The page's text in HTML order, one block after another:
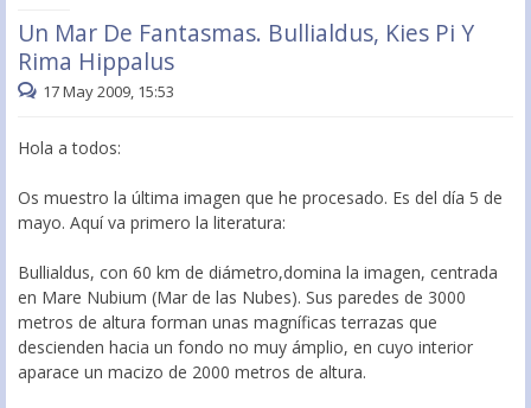
Un Mar De Fantasmas. Bullialdus, Kies Pi Y
Rima Hippalus
17 May 2009, 15:53
Hola a todos:
Os muestro la última imagen que he procesado. Es del día 5 de
mayo. Aquí va primero la literatura:
Bullialdus, con 60 km de diámetro,domina la imagen, centrada
en Mare Nubium (Mar de las Nubes). Sus paredes de 3000
metros de altura forman unas magníficas terrazas que
descienden hacia un fondo no muy ámplio, en cuyo interior
aparace un macizo de 2000 metros de altura.